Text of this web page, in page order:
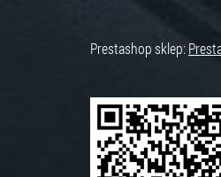
Prestashop sklep: